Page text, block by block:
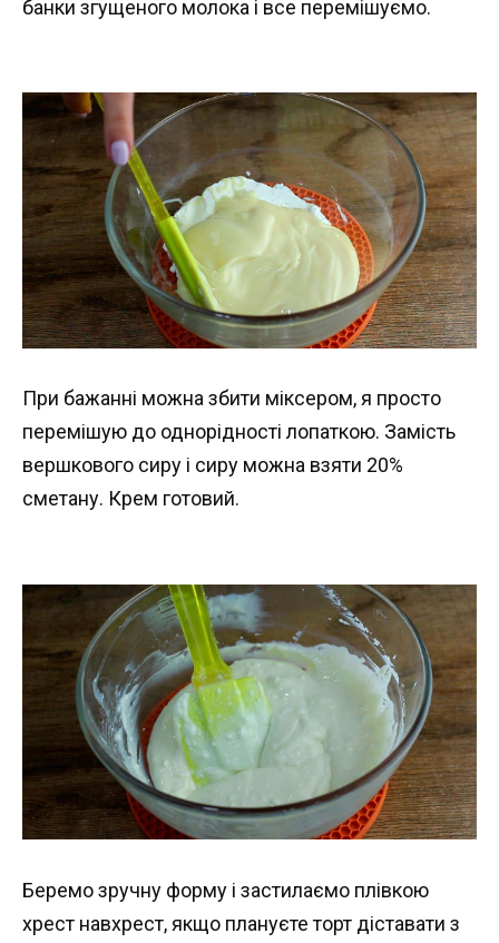
банки згущеного молока і все перемішуємо.
При бажанні можна збити міксером, я просто
перемішую до однорідності лопаткою. Замість
вершкового сиру і сиру можна взяти 20%
сметану. Крем готовий.
Беремо зручну форму і застилаємо плівкою
хрест навхрест, якщо плануєте торт діставати з